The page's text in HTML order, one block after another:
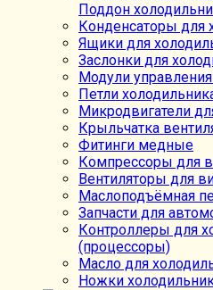
Поддон
Конденсаторы для
Ящики для
Заслонки для
Модули
Петли
Микродвигатели
Крыльчатка
Фитинги медные
Компрессоры для
Вентиляторы для
Маслоподъёмная
Запчасти для
Контроллеры для
(процессоры)
Масло для
Ножки